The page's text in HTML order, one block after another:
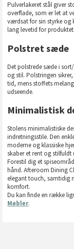
Pulverlakeret stål giver
overflade, som er let at
værdsat for sin styrke og
lang levetid for produktet.
Polstret sæde
Det polstrede sæde i
og stil. Polstringen
tid, mens stoffets
udseende.
Minimalistisk
Stolens minimalistiske
indretningsstile. Den
moderne og klassiske
skaber et rent og stilfuldt
Forestil dig et
hånd. Afteroom Dining
elegant touch, samtidig
komfort.
Du kan finde en række
Møbler.